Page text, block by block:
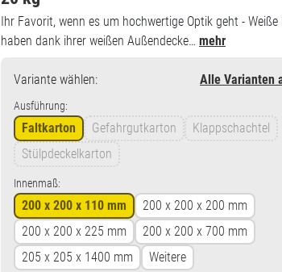
Ihr Favorit, wenn es um hochwertige Optik geht -
haben dank ihrer weißen Außendecke… mehr
Variante wählen: Alle Varianten
Ausführung:
Faltkarton Gefahrgutkarton
Klappschachtel
Stülpdeckelkarton
Innenmaß:
200 x 200 x 110 mm
200 x 200 x 200 mm
200 x 200 x 225 mm
200 x 200 x 700 mm
205 x 205 x 1400 mm
Weitere